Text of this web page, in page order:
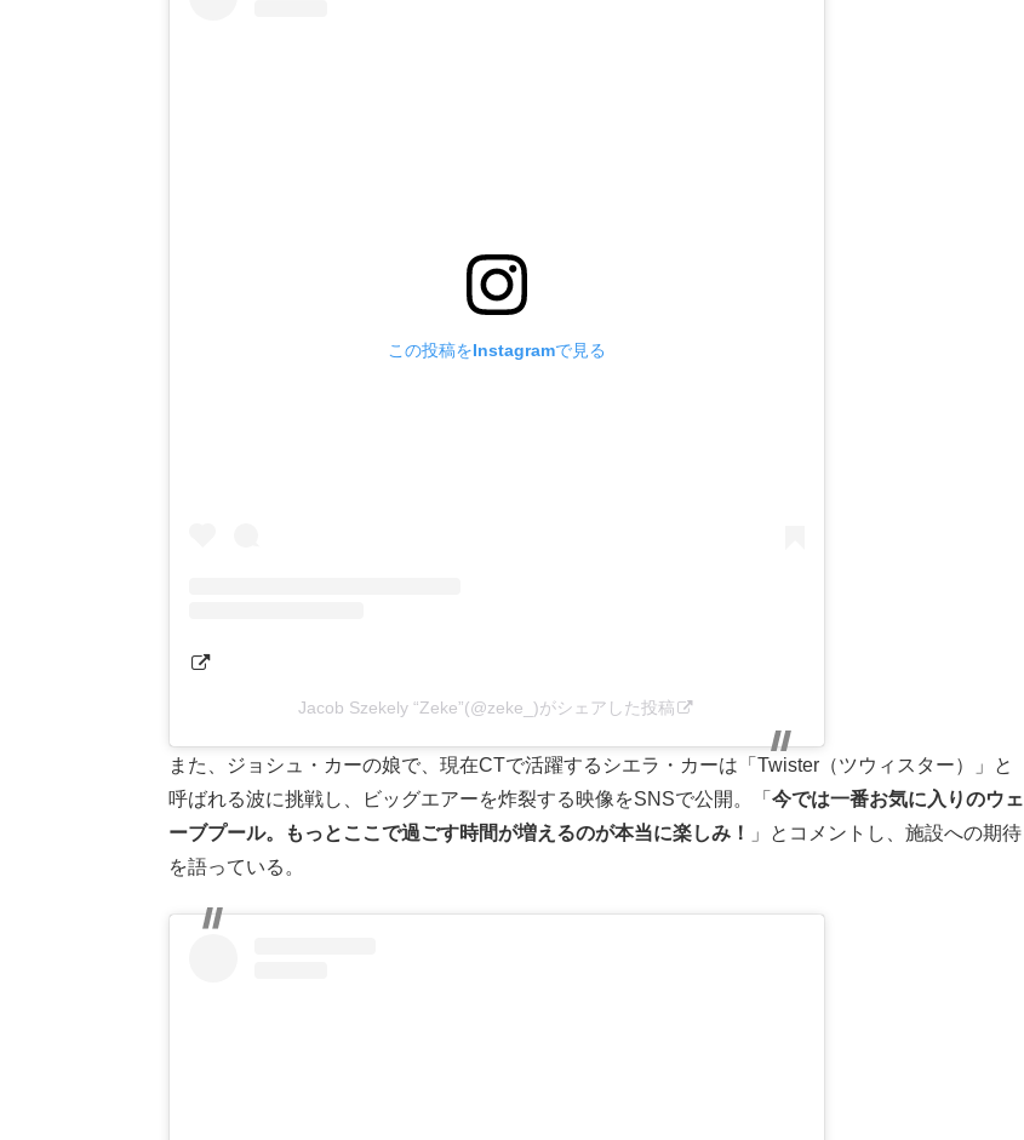
この投稿をInstagramで見る
Jacob Szekely “Zeke”(@zeke_)がシェアした投稿
また、ジョシュ・カーの娘で、現在CTで活躍するシエラ・カーは「Twister（ツウィスター）」と
呼ばれる波に挑戦し、ビッグエアーを炸裂する映像をSNSで公開。「今では一番お気に入りのウェ
ーブプール。もっとここで過ごす時間が増えるのが本当に楽しみ！
」とコメントし、施設への期待
を語っている。